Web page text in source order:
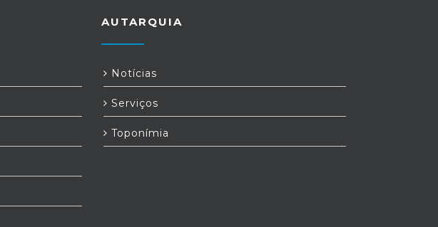
AUTARQUIA
Notícias
Serviços
Toponímia